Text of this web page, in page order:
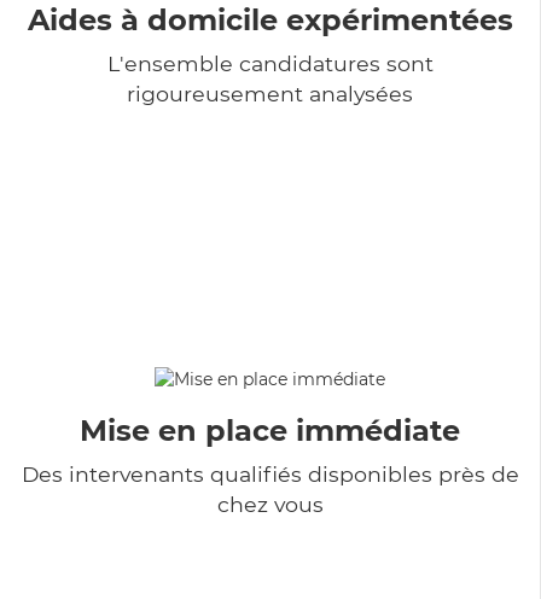
Aides à domicile expérimentées
L'ensemble candidatures sont
rigoureusement analysées
Mise en place immédiate
Des intervenants qualifiés disponibles près de
chez vous